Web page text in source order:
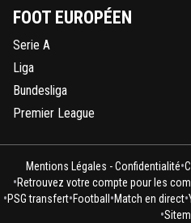
FOOT EUROPÉEN
Serie A
Liga
Bundesliga
Premier League
Mentions Légales - Confidentialité•
•Retrouvez votre compte pour les
•PSG transfert•Football•Match en direct•
•